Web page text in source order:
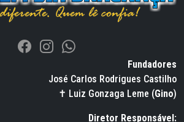
Fundadores
José Carlos Rodrigues Castilho
✝ Luiz Gonzaga Leme (Gino)
Diretor Responsável: